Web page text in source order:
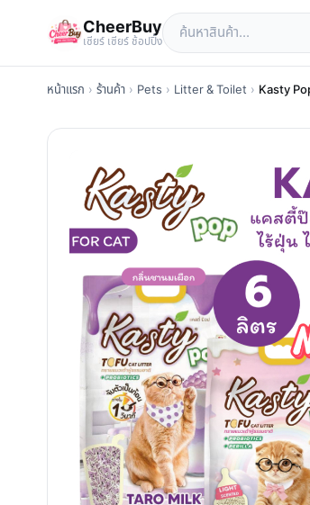
CheerBuy
เซียร์ เซียร์ ช้อปปิ้ง
หน้าแรก › ร้านค้า › Pets › Litter & Toilet › Kasty